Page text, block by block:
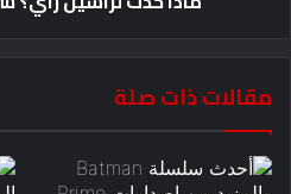
مقالات ذات صلة